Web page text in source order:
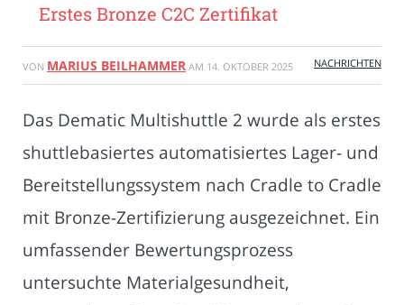
Erstes Bronze C2C Zertifikat
VON MARIUS BEILHAMMER AM 14. OKTOBER 2025 NACHRICHTEN
Das Dematic Multishuttle 2 wurde als erstes
shuttlebasiertes automatisiertes Lager- und
Bereitstellungssystem nach Cradle to Cradle
mit Bronze-Zertifizierung ausgezeichnet. Ein
umfassender Bewertungsprozess
untersuchte Materialgesundheit,